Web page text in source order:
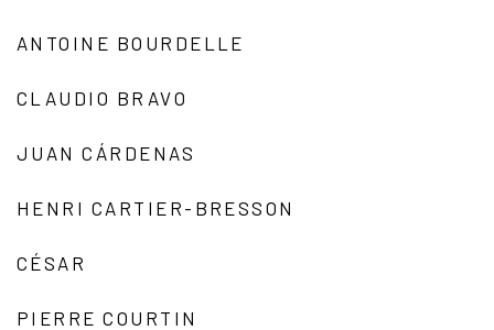
ANTOINE BOURDELLE
CLAUDIO BRAVO
JUAN CÁRDENAS
HENRI CARTIER-BRESSON
CÉSAR
PIERRE COURTIN